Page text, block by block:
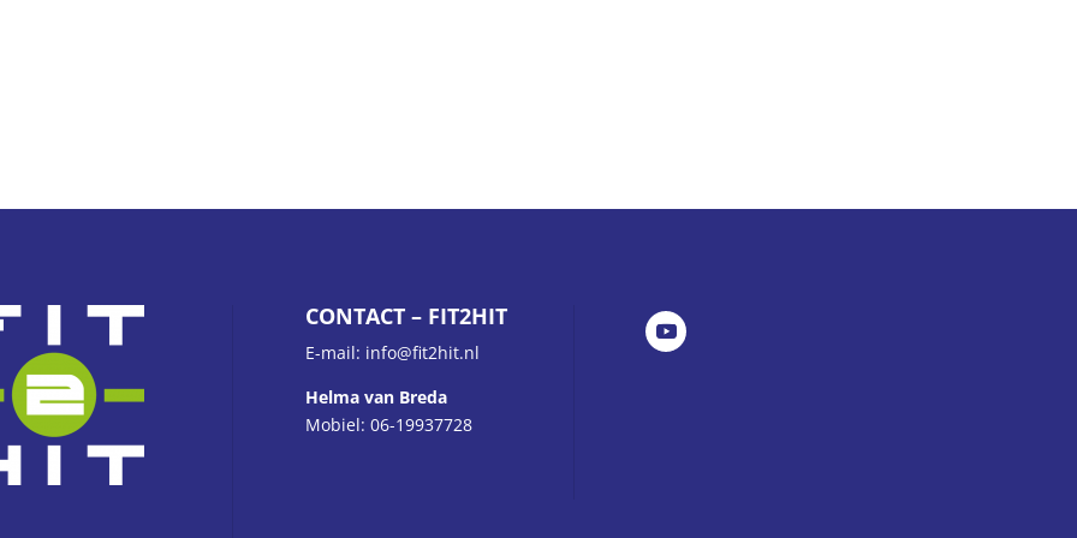
CONTACT – FIT2HIT
E-mail: info@fit2hit.nl
Helma van Breda
Mobiel: 06-19937728